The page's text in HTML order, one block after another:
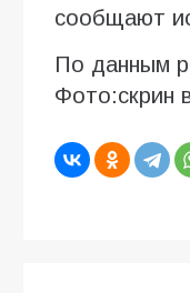
сообщают
По данным
Фото:скрин